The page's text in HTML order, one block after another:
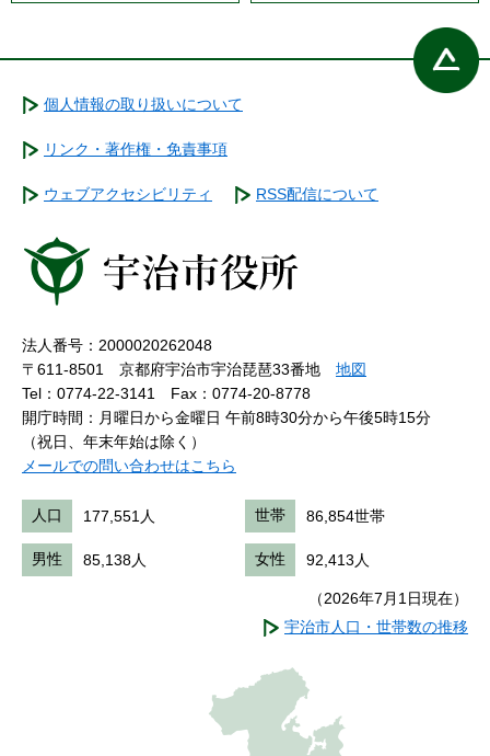
個人情報の取り扱いについて
リンク・著作権・免責事項
ウェブアクセシビリティ RSS配信について
法人番号：2000020262048
〒611-8501 京都府宇治市宇治琵琶33番地 地図
Tel：0774-22-3141
Fax：0774-20-8778
開庁時間：月曜日から金曜日 午前8時30分から午後5時15分
（祝日、年末年始は除く）
メールでの問い合わせはこちら
人口 177,551人 世帯 86,854世帯
男性 85,138人 女性 92,413人
（2026年7月1日現在）
宇治市人口・世帯数の推移